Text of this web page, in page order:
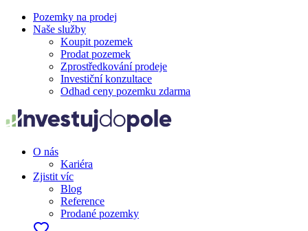
Pozemky na prodej
Naše služby
Koupit pozemek
Prodat pozemek
Zprostředkování prodeje
Investiční konzultace
Odhad ceny pozemku zdarma
O nás
Kariéra
Zjistit víc
Blog
Reference
Prodané pozemky